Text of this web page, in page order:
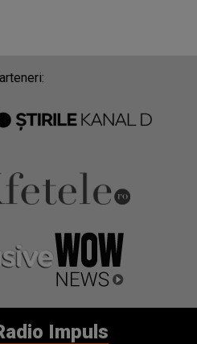
Impuls